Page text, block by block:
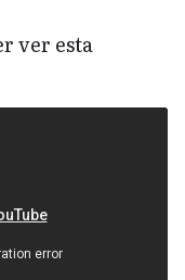
ver esta